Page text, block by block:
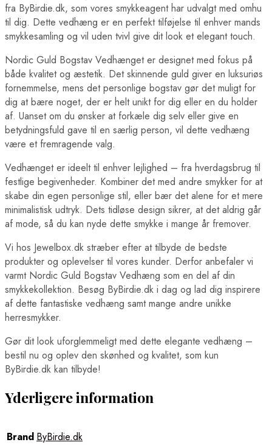
fra ByBirdie.dk, som vores smykkeagent har udvalgt med omhu
til dig. Dette vedhæng er en perfekt tilføjelse til enhver mands
smykkesamling og vil uden tvivl give dit look et elegant touch.
Nordic Guld Bogstav Vedhænget er designet med fokus på
både kvalitet og æstetik. Det skinnende guld giver en luksuriøs
fornemmelse, mens det personlige bogstav gør det muligt for
dig at bære noget, der er helt unikt for dig eller en du holder
af. Uanset om du ønsker at forkæle dig selv eller give en
betydningsfuld gave til en særlig person, vil dette vedhæng
være et fremragende valg.
Vedhænget er ideelt til enhver lejlighed – fra hverdagsbrug til
festlige begivenheder. Kombiner det med andre smykker for at
skabe din egen personlige stil, eller bær det alene for et mere
minimalistisk udtryk. Dets tidløse design sikrer, at det aldrig går
af mode, så du kan nyde dette smykke i mange år fremover.
Vi hos Jewelbox.dk stræber efter at tilbyde de bedste
produkter og oplevelser til vores kunder. Derfor anbefaler vi
varmt Nordic Guld Bogstav Vedhæng som en del af din
smykkekollektion. Besøg ByBirdie.dk i dag og lad dig inspirere
af dette fantastiske vedhæng samt mange andre unikke
herresmykker.
Gør dit look uforglemmeligt med dette elegante vedhæng –
bestil nu og oplev den skønhed og kvalitet, som kun
ByBirdie.dk kan tilbyde!
Yderligere information
Brand ByBirdie.dk